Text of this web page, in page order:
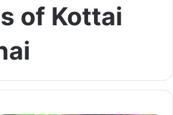
of Kottai